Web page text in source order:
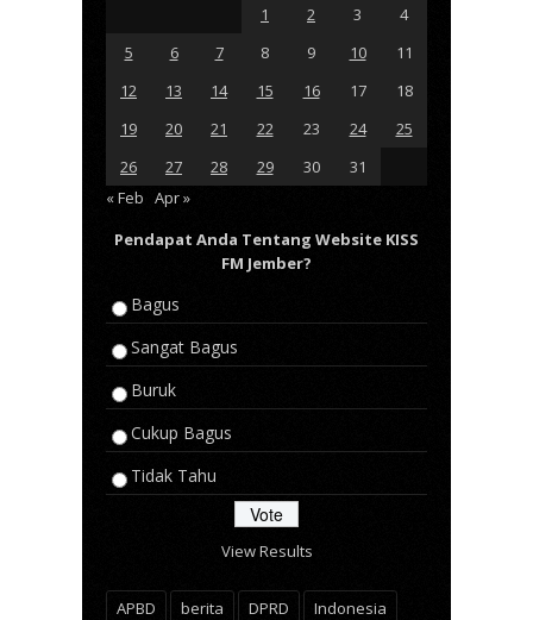
1 2 3
4
5
6 7 8 9 10
11
12
13 14 15 16 17
18
19
20 21 22 23 24
25
26
27 28 29 30
31
« Feb Apr »
Pendapat Anda Tentang Website KISS
FM Jember?
Bagus
Sangat Bagus
Buruk
Cukup Bagus
Tidak Tahu
View Results
APBD berita DPRD Indonesia